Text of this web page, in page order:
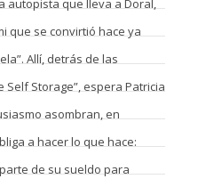
autopista que lleva a Doral,
que se convirtió hace ya
Allí, detrás de las
Storage”, espera Patricia
asombran, en
a hacer lo que hace:
de su sueldo para